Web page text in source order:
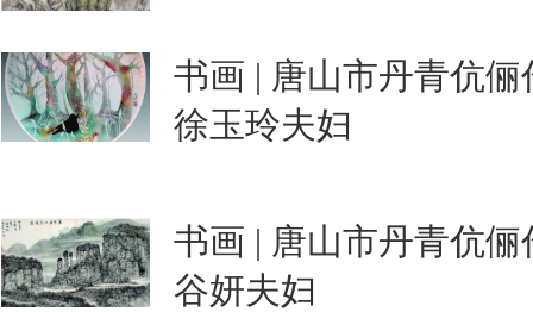
书画 | 唐山市丹青伉
徐玉玲夫妇
书画 | 唐山市丹青伉
谷妍夫妇